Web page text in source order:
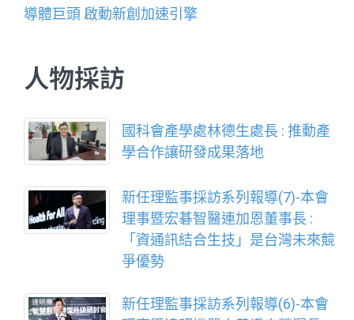
導體巨頭 啟動新創加速引擎
人物採訪
國科會產學處林德生處長 : 推動產
學合作讓研發成果落地
新任理監事採訪系列報導(7)-本會
理事暨宏碁智醫連加恩董事長 :
「資通訊結合生技」是台灣未來競
爭優勢
新任理監事採訪系列報導(6)-本會